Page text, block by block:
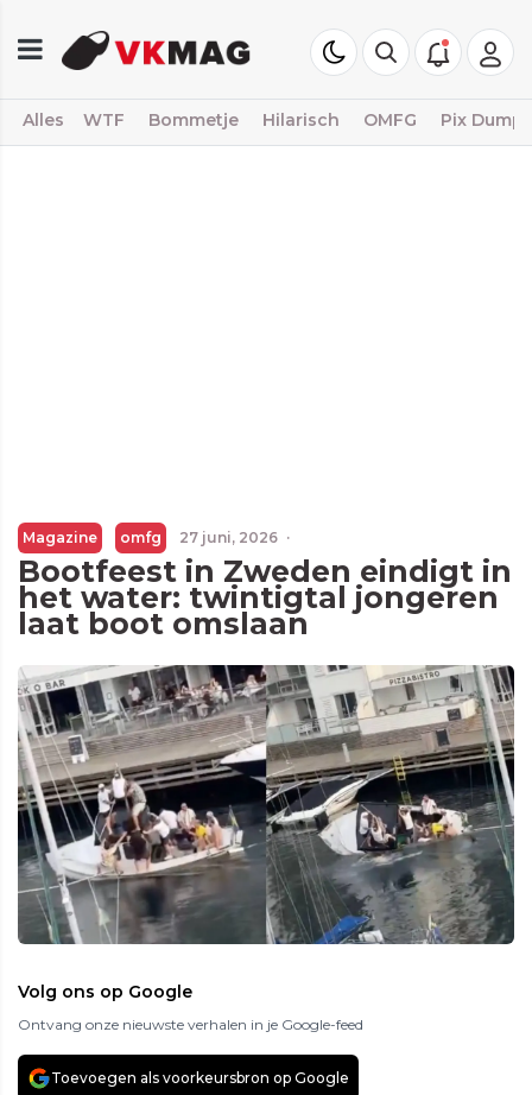
Alles WTF Bommetje Hilarisch OMFG Pix Dump
Magazine omfg 27 juni, 2026 ·
Bootfeest in Zweden eindigt in
het water: twintigtal jongeren
laat boot omslaan
Volg ons op Google
Ontvang onze nieuwste verhalen in je Google-feed
Toevoegen als voorkeursbron op Google